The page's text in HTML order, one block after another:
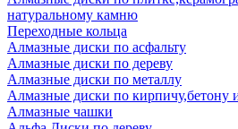
натуральному камню
Переходные кольца
Алмазные диски по асфальту
Алмазные диски по дереву
Алмазные диски по металлу
Алмазные диски по кирпичу,бетону
Алмазные чашки